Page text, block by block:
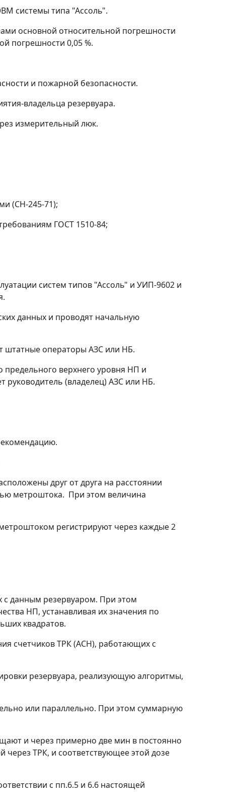
системы типа "Ассоль".
основной относительной погрешности
погрешности 0,05 %.
и пожарной безопасности.
владельца резервуара.
измерительный люк.
(СН-245-71);
ГОСТ 1510-84;
систем типов "Ассоль" и УИП-9602 и
данных и проводят начальную
штатные операторы АЗС или НБ.
предельного верхнего уровня НП и
руководитель (владелец) АЗС или НБ.
друг от друга на расстоянии
метроштока. При этом величина
регистрируют через каждые 2
данным резервуаром. При этом
НП, устанавливая их значения по
квадратов.
счетчиков ТРК (АСН), работающих с
резервуара, реализующую алгоритмы,
или параллельно. При этом суммарную
и через примерно две мин в постоянно
ТРК, и соответствующее этой дозе
с пп.6.5 и 6.6 настоящей